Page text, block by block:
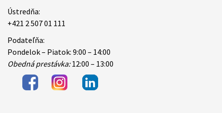
Ústredňa:
+421 2 507 01 111
Podateľňa:
Pondelok – Piatok: 9:00 – 14:00
Obedná prestávka:12:00 – 13:00